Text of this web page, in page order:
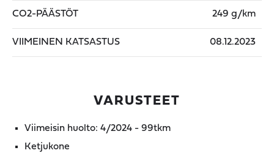
CO2-PÄÄSTÖT 249 g/km
VIIMEINEN KATSASTUS 08.12.2023
VARUSTEET
Viimeisin huolto: 4/2024 - 99tkm
Ketjukone